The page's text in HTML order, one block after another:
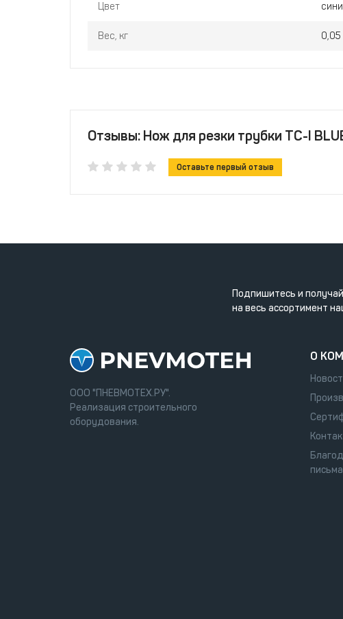
Цвет
Вес, кг 0,05
Отзывы: Нож для резки трубки TC-I
Оставьте первый отзыв
Подпишитесь и
на весь ассортимент
ООО "ПНЕВМОТЕХ.РУ".
Реализация строительного
оборудования.
О
письма